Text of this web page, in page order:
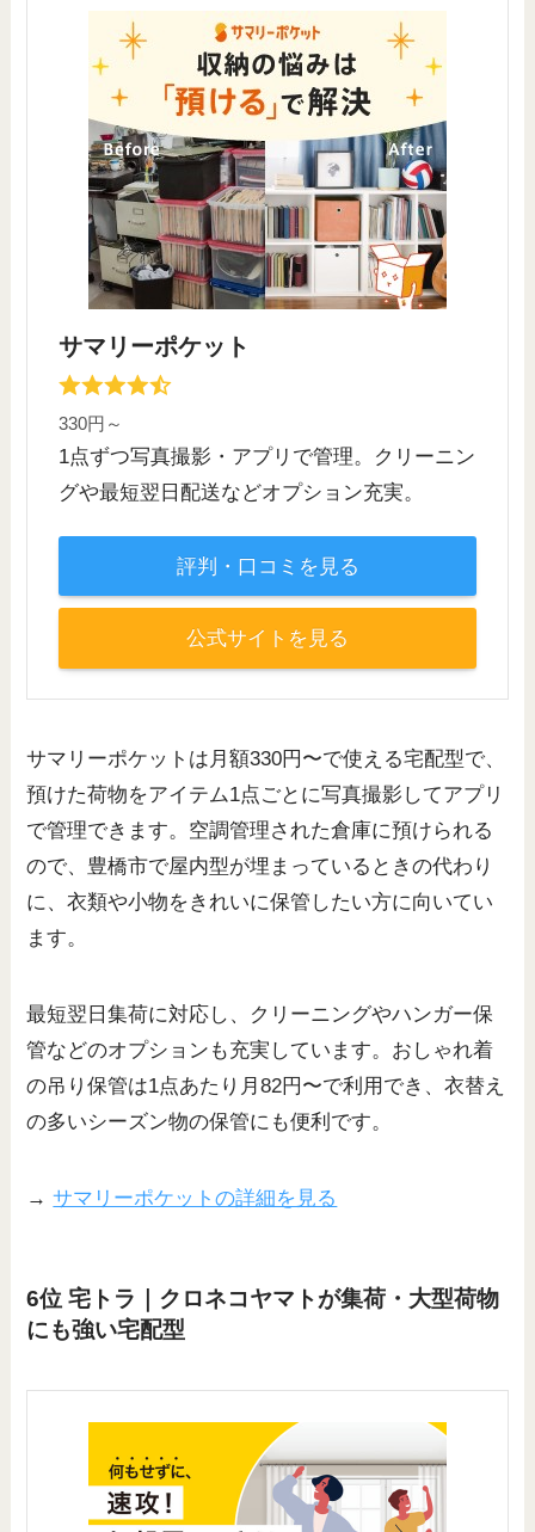
サマリーポケット
330円～
1点ずつ写真撮影・アプリで管理。クリーニン
グや最短翌日配送などオプション充実。
評判・口コミを見る
公式サイトを見る
サマリーポケットは月額330円〜で使える宅配型で、
預けた荷物をアイテム1点ごとに写真撮影してアプリ
で管理できます。空調管理された倉庫に預けられる
ので、豊橋市で屋内型が埋まっているときの代わり
に、衣類や小物をきれいに保管したい方に向いてい
ます。
最短翌日集荷に対応し、クリーニングやハンガー保
管などのオプションも充実しています。おしゃれ着
の吊り保管は1点あたり月82円〜で利用でき、衣替え
の多いシーズン物の保管にも便利です。
→サマリーポケットの詳細を見る
6位 宅トラ｜クロネコヤマトが集荷・大型荷物
にも強い宅配型